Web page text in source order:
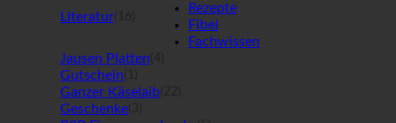
Literatur
Rezepte
Fibel
Fachwissen
Jausen Platten
Gutschein
Ganzer Käselaib
Geschenke